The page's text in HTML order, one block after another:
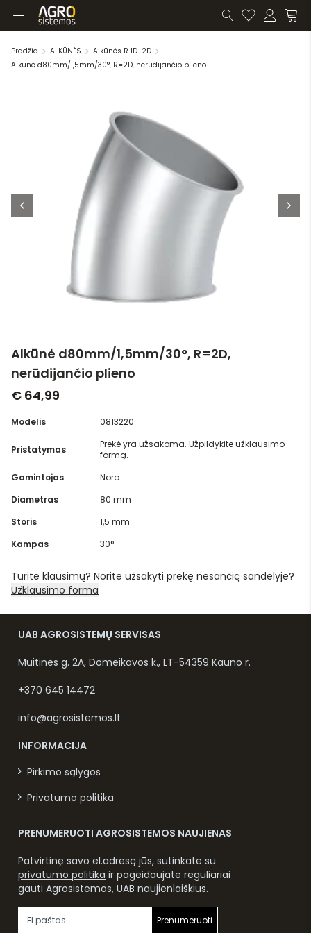
Pradžia ALKŪNĖS
Alkūnės R 1D-2D
Alkūnė d80mm/1,5mm/30°, R=2D, nerūdijančio plieno
Alkūnė d80mm/1,5mm/30°, R=2D,
nerūdijančio plieno
€ 64,99
Modelis 0813220
Pristatymas
Prekė yra užsakoma. Užpildykite užklausimo
formą.
Gamintojas
Noro
Diametras
80 mm
Storis
1,5 mm
Kampas
30°
Turite klausimų? Norite užsakyti prekę nesančią sandėlyje?
Užklausimo forma
UAB AGROSISTEMŲ SERVISAS
Muitinės g. 2A, Domeikavos k., LT-54359 Kauno r.
+370 645 14472
info@agrosistemos.lt
INFORMACIJA
Pirkimo sąlygos
Privatumo politika
PRENUMERUOTI AGROSISTEMOS NAUJIENAS
Patvirtinę savo el.adresą jūs, sutinkate su
privatumo politika ir pageidaujate reguliariai
gauti Agrosistemos, UAB naujienlaiškius.
Prenumeruoti